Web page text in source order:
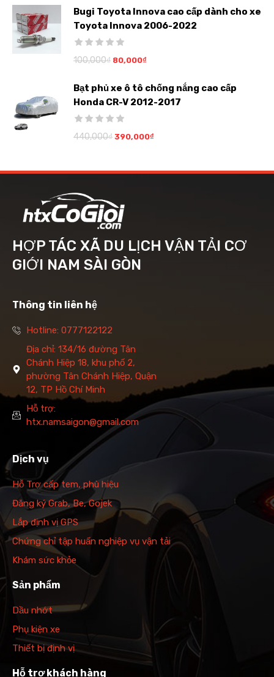
Bugi Toyota Innova cao cấp dành cho xe
Toyota Innova 2006-2022
100,000₫ 80,000₫
Bạt phủ xe ô tô chống nắng cao cấp
Honda CR-V 2012-2017
440,000₫ 390,000₫
HỢP TÁC XÃ DU LỊCH VẬN TẢI CƠ
GIỚI NAM SÀI GÒN
Thông tin liên hệ
Hotline: 0777122122
Địa chỉ: 134/16 đường Tân
Chánh Hiệp 18, khu phố 2,
phường Tân Chánh Hiệp, Quận
12, TP Hồ Chí Minh
Hỗ trợ:
htx.namsaigon@gmail.com
Dịch vụ
Hỗ Trợ cấp tem, phù hiệu
Đăng ký Grab, Be, Gojek
Lắp định vị GPS
Chứng chỉ tập huấn nghiệp vụ vận tải
Khám sức khỏe
Sản phẩm
Dầu nhớt
Phụ kiện xe
Thiết bị định vị
Hỗ trợ khách hàng